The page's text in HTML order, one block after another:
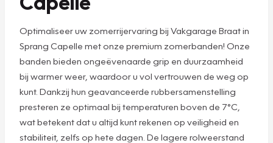
Optimaliseer uw zomerrijervaring bij Vakgarage Braat in
Sprang Capelle met onze premium zomerbanden! Onze
banden bieden ongeëvenaarde grip en duurzaamheid
bij warmer weer, waardoor u vol vertrouwen de weg op
kunt. Dankzij hun geavanceerde rubbersamenstelling
presteren ze optimaal bij temperaturen boven de 7°C,
wat betekent dat u altijd kunt rekenen op veiligheid en
stabiliteit, zelfs op hete dagen. De lagere rolweerstand